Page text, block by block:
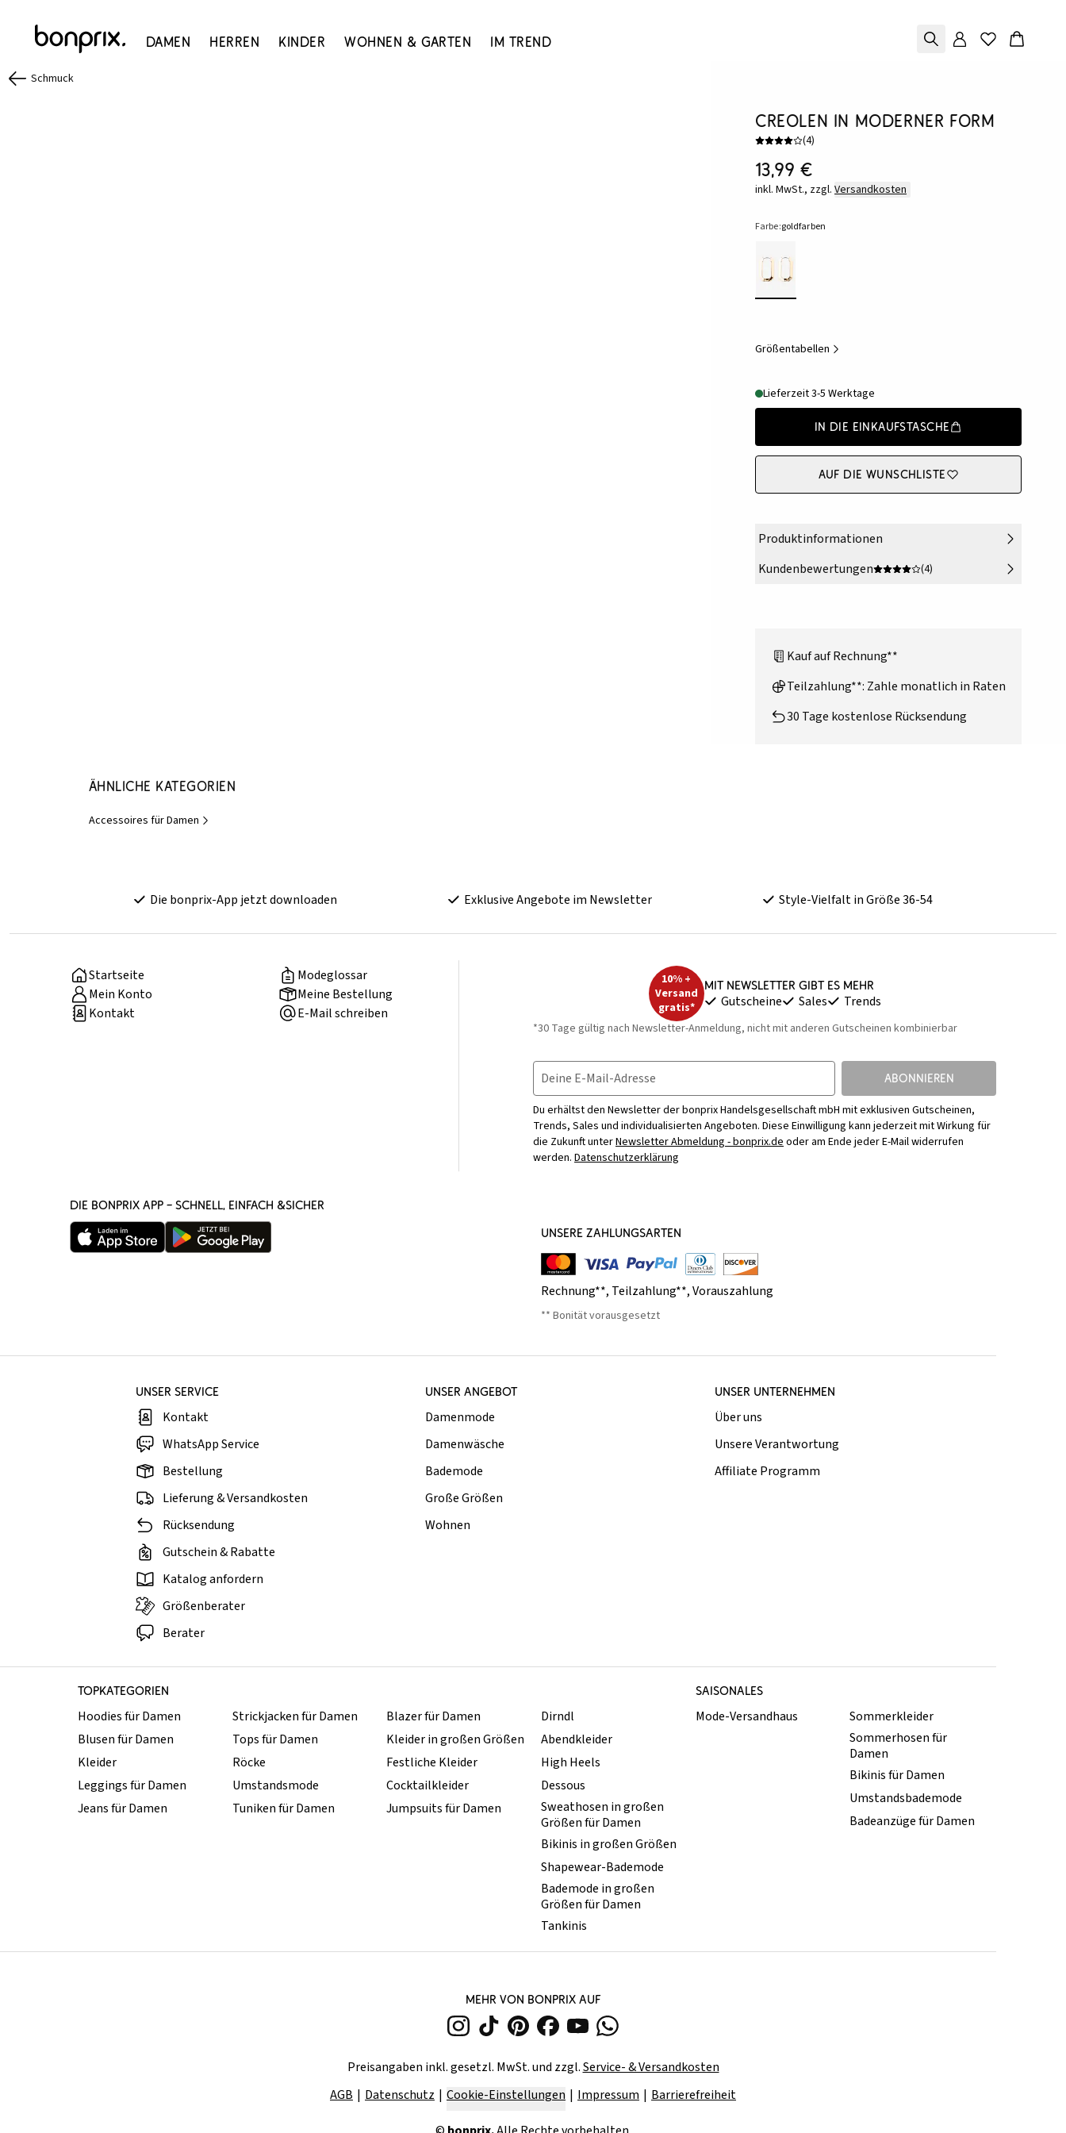
Damen Herren Kinder Wohnen & Garten Im Trend
Schmuck
Creolen in moderner Form
(4)
13,99 €
inkl. MwSt., zzgl. Versandkosten
Farbe:goldfarben
Größentabellen
Lieferzeit 3-5 Werktage
In die Einkaufstasche
Auf die Wunschliste
Produktinformationen
Kundenbewertungen
(4)
Kauf auf Rechnung**
Teilzahlung**: Zahle monatlich in Raten
30 Tage kostenlose Rücksendung
Ähnliche Kategorien
Accessoires für Damen
Die bonprix-App jetzt downloaden Exklusive Angebote im Newsletter Style-Vielfalt in Größe 36-54
Startseite
Modeglossar
Mein Konto
Meine Bestellung
Kontakt
E-Mail schreiben
10% +
Versand
gratis*
Mit Newsletter gibt es mehr
Gutscheine Sales Trends
*30 Tage gültig nach Newsletter-Anmeldung, nicht mit anderen Gutscheinen kombinierbar
Deine E-Mail-Adresse ABONNIEREN
Du erhältst den Newsletter der bonprix Handelsgesellschaft mbH mit exklusiven Gutscheinen,
Trends, Sales und individualisierten Angeboten. Diese Einwilligung kann jederzeit mit Wirkung für
die Zukunft unterNewsletter Abmeldung - bonprix.deoder am Ende jeder E-Mail widerrufen
werden. Datenschutzerklärung
DIE BONPRIX APP – SCHNELL, EINFACH &SICHER
UNSERE ZAHLUNGSARTEN
Rechnung**, Teilzahlung**,Vorauszahlung
** Bonität vorausgesetzt
UNSER SERVICE
Kontakt
WhatsApp Service
Bestellung
Lieferung & Versandkosten
Rücksendung
Gutschein & Rabatte
Katalog anfordern
Größenberater
Berater
UNSER ANGEBOT
Damenmode
Damenwäsche
Bademode
Große Größen
Wohnen
UNSER UNTERNEHMEN
Über uns
Unsere Verantwortung
Affiliate Programm
TOPKATEGORIEN SAISONALES
Hoodies für Damen
Blusen für Damen
Kleider
Leggings für Damen
Jeans für Damen
Strickjacken für Damen
Tops für Damen
Röcke
Umstandsmode
Tuniken für Damen
Blazer für Damen
Kleider in großen Größen
Festliche Kleider
Cocktailkleider
Jumpsuits für Damen
Dirndl
Abendkleider
High Heels
Dessous
Sweathosen in großen
Größen für Damen
Mode-Versandhaus
Sommerkleider
Sommerhosen für
Damen
Bikinis für Damen
Umstandsbademode
Badeanzüge für Damen
Bikinis in großen Größen
Shapewear-Bademode
Bademode in großen
Größen für Damen
Tankinis
MEHR VON BONPRIX AUF
Preisangaben inkl. gesetzl. MwSt. und zzgl.Service- & Versandkosten
AGB
Datenschutz Cookie-Einstellungen Impressum Barrierefreiheit